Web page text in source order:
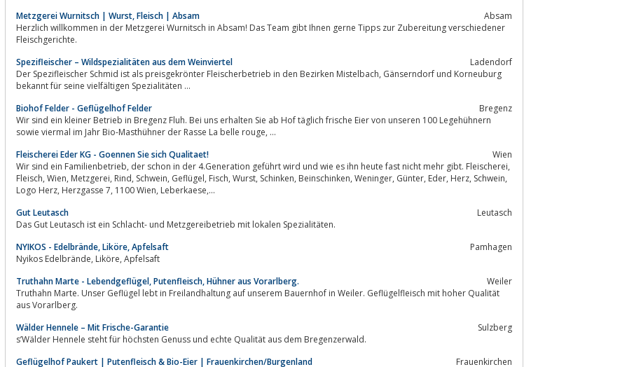
Metzgerei Wurnitsch | Wurst, Fleisch | Absam
Absam
Herzlich willkommen in der Metzgerei Wurnitsch in Absam! Das Team gibt Ihnen gerne Tipps zur Zubereitung verschiedener
Fleischgerichte.
Spezifleischer – Wildspezialitäten aus dem Weinviertel
Ladendorf
Der Spezifleischer Schmid ist als preisgekrönter Fleischerbetrieb in den Bezirken Mistelbach, Gänserndorf und Korneuburg
bekannt für seine vielfältigen Spezialitäten ...
Biohof Felder - Geflügelhof Felder
Bregenz
Wir sind ein kleiner Betrieb in Bregenz Fluh. Bei uns erhalten Sie ab Hof täglich frische Eier von unseren 100 Legehühnern
sowie viermal im Jahr Bio-Masthühner der Rasse La belle rouge, ...
Fleischerei Eder KG - Goennen Sie sich Qualitaet!
Wien
Wir sind ein Familienbetrieb, der schon in der 4.Generation geführt wird und wie es ihn heute fast nicht mehr gibt. Fleischerei,
Fleisch, Wien, Metzgerei, Rind, Schwein, Geflügel, Fisch, Wurst, Schinken, Beinschinken, Weninger, Günter, Eder, Herz, Schwein,
Logo Herz, Herzgasse 7, 1100 Wien, Leberkaese,...
Gut Leutasch
Leutasch
Das Gut Leutasch ist ein Schlacht- und Metzgereibetrieb mit lokalen Spezialitäten.
NYIKOS - Edelbrände, Liköre, Apfelsaft
Pamhagen
Nyikos Edelbrände, Liköre, Apfelsaft
Truthahn Marte - Lebendgeflügel, Putenfleisch, Hühner aus Vorarlberg.
Weiler
Truthahn Marte. Unser Geflügel lebt in Freilandhaltung auf unserem Bauernhof in Weiler. Geflügelfleisch mit hoher Qualität
aus Vorarlberg.
Wälder Hennele – Mit Frische-Garantie
Sulzberg
s’Wälder Hennele steht für höchsten Genuss und echte Qualität aus dem Bregenzerwald.
Geflügelhof Paukert | Putenfleisch & Bio-Eier | Frauenkirchen/Burgenland
Frauenkirchen